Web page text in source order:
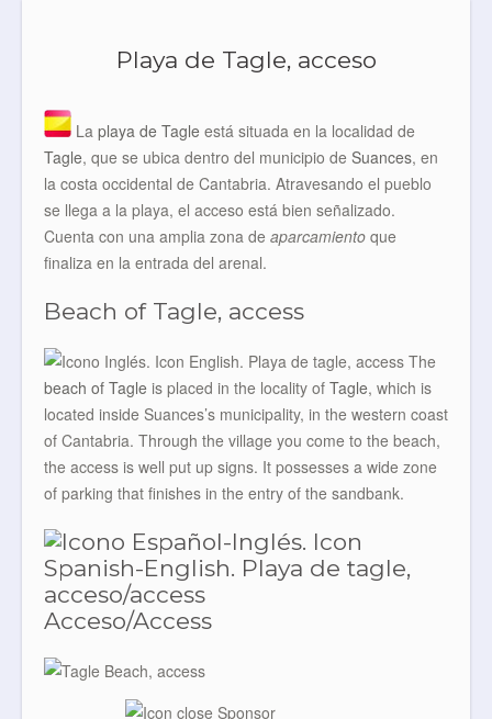
Playa de Tagle, acceso
La playa de Tagle está situada en la localidad de
Tagle, que se ubica dentro del municipio de Suances, en
la costa occidental de Cantabria. Atravesando el pueblo
se llega a la playa, el acceso está bien señalizado.
Cuenta con una amplia zona de aparcamiento que
finaliza en la entrada del arenal.
Beach of Tagle, access
The
beach of Tagle is placed in the locality of Tagle, which is
located inside Suances’s municipality, in the western coast
of Cantabria. Through the village you come to the beach,
the access is well put up signs. It possesses a wide zone
of parking that finishes in the entry of the sandbank.
Acceso/Access